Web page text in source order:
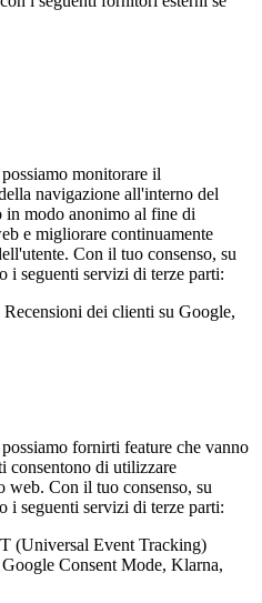
monitorare il
navigazione all'interno del
in modo anonimo al fine di
e migliorare continuamente
Con il tuo consenso, su
i seguenti servizi di terze parti:
dei clienti su Google,
fornirti feature che vanno
consentono di utilizzare
web. Con il tuo consenso, su
i seguenti servizi di terze parti:
(Universal Event Tracking)
Consent Mode, Klarna,